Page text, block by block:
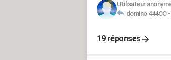
Utilisateur
domino 444OO-
19 réponses